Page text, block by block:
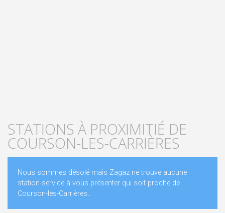
STATIONS À PROXIMITIÉ DE
COURSON-LES-CARRIÈRES
Nous sommes désolé mais Zagaz ne trouve aucune
station-service à vous présenter qui soit proche de
Courson-les-Carrières..